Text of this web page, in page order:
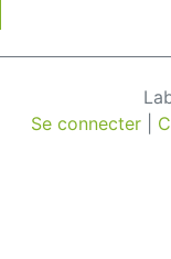
Se connecter